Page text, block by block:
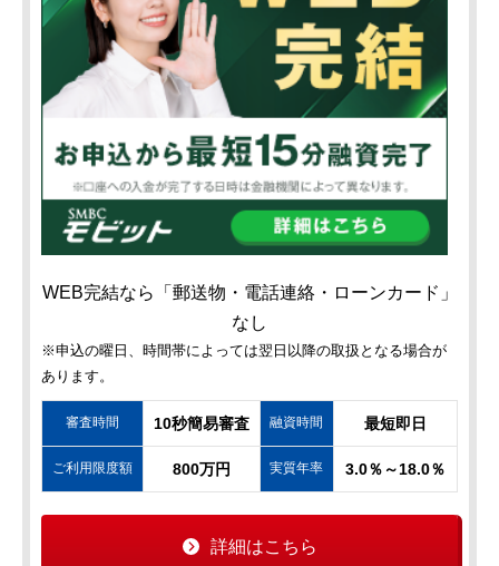
WEB完結なら「郵送物・電話連絡・ローンカード」
なし
※申込の曜日、時間帯によっては翌日以降の取扱となる場合が
あります。
審査時間 10秒簡易審査 融資時間 最短即日
ご利用限度額 800万円 実質年率 3.0％～18.0％
詳細はこちら